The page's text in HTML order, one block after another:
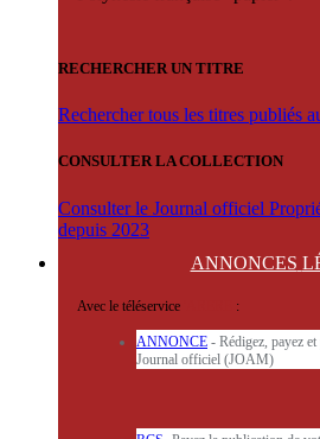
RECHERCHER UN TITRE
Rechercher tous les titres publiés
CONSULTER LA COLLECTION
Consulter le Journal officiel
depuis 2023
ANNONCES
Avec le téléservice :
ANNONCE - Rédigez, payez
Journal officiel (JOAM)